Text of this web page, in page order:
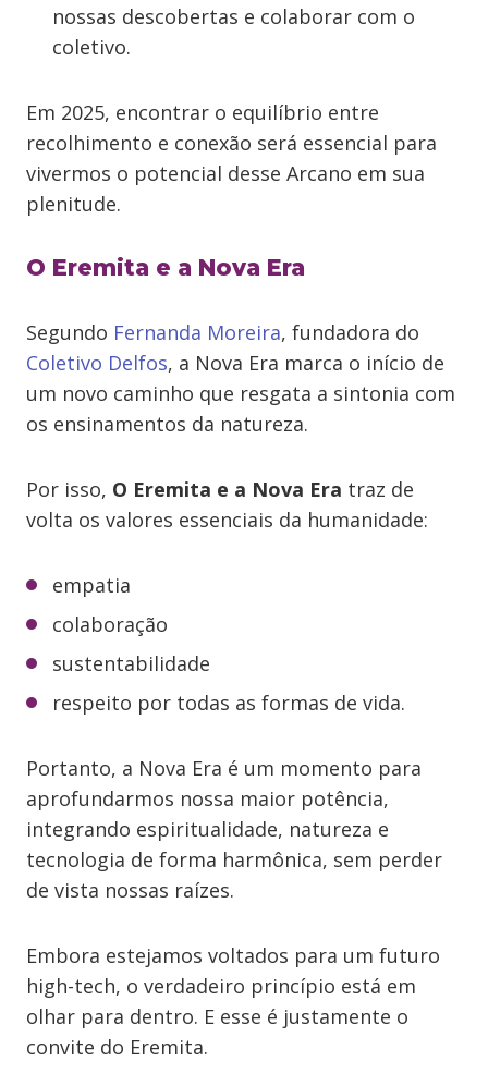
nossas descobertas e colaborar com o
coletivo.
Em 2025, encontrar o equilíbrio entre
recolhimento e conexão será essencial para
vivermos o potencial desse Arcano em sua
plenitude.
O Eremita e a Nova Era
Segundo Fernanda Moreira, fundadora do
Coletivo Delfos, a Nova Era marca o início de
um novo caminho que resgata a sintonia com
os ensinamentos da natureza.
Por isso, O Eremita e a Nova Era traz de
volta os valores essenciais da humanidade:
empatia
colaboração
sustentabilidade
respeito por todas as formas de vida.
Portanto, a Nova Era é um momento para
aprofundarmos nossa maior potência,
integrando espiritualidade, natureza e
tecnologia de forma harmônica, sem perder
de vista nossas raízes.
Embora estejamos voltados para um futuro
high-tech, o verdadeiro princípio está em
olhar para dentro. E esse é justamente o
convite do Eremita.